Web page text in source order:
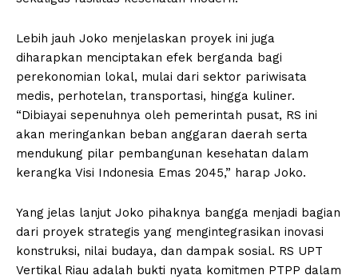
Lebih jauh Joko menjelaskan proyek ini juga
diharapkan menciptakan efek berganda bagi
perekonomian lokal, mulai dari sektor pariwisata
medis, perhotelan, transportasi, hingga kuliner.
“Dibiayai sepenuhnya oleh pemerintah pusat, RS ini
akan meringankan beban anggaran daerah serta
mendukung pilar pembangunan kesehatan dalam
kerangka Visi Indonesia Emas 2045,” harap Joko.
Yang jelas lanjut Joko pihaknya bangga menjadi bagian
dari proyek strategis yang mengintegrasikan inovasi
konstruksi, nilai budaya, dan dampak sosial. RS UPT
Vertikal Riau adalah bukti nyata komitmen PTPP dalam